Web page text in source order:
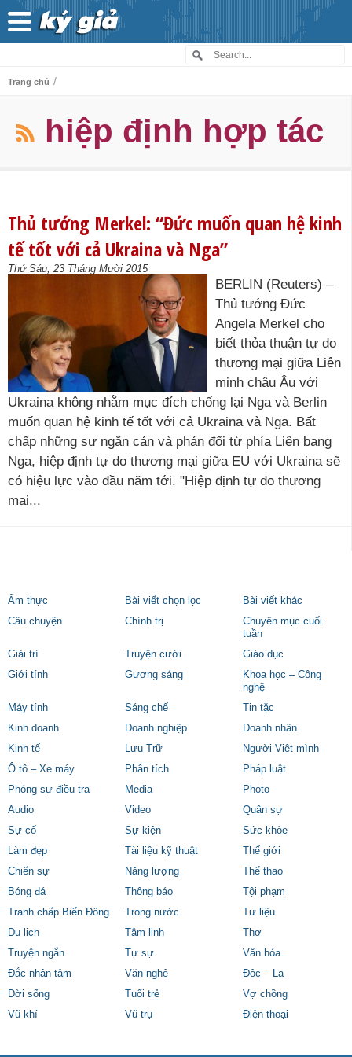
Trang chủ /
hiệp định hợp tác
Thủ tướng Merkel: “Đức muốn quan hệ kinh
tế tốt với cả Ukraina và Nga”
Thứ Sáu, 23 Tháng Mười 2015
BERLIN (Reuters) –
Thủ tướng Đức
Angela Merkel cho
biết thỏa thuận tự do
thương mại giữa Liên
minh châu Âu với
Ukraina không nhằm mục đích chống lại Nga và Berlin
muốn quan hệ kinh tế tốt với cả Ukraina và Nga. Bất
chấp những sự ngăn cản và phản đối từ phía Liên bang
Nga, hiệp định tự do thương mại giữa EU với Ukraina sẽ
có hiệu lực vào đầu năm tới. "Hiệp định tự do thương
mại...
Ẩm thực Bài viết chọn lọc
Bài viết khác
Câu chuyện
Chính trị
Chuyên mục cuối
tuần
Giải trí
Truyện cười
Giáo dục
Giới tính
Gương sáng
Khoa học – Công
nghệ
Máy tính
Sáng chế
Tin tặc
Kinh doanh
Doanh nghiệp
Doanh nhân
Kinh tế
Lưu Trữ
Người Việt mình
Ô tô – Xe máy
Phân tích
Pháp luật
Phóng sự điều tra
Media
Photo
Audio
Video
Quân sự
Sự cố
Sự kiện
Sức khỏe
Làm đẹp
Tài liệu kỹ thuật
Thế giới
Chiến sự
Năng lượng
Thể thao
Bóng đá
Thông báo
Tội phạm
Tranh chấp Biển Đông
Trong nước
Tư liệu
Du lịch
Tâm linh
Thơ
Truyện ngắn
Tự sự
Văn hóa
Đắc nhân tâm
Văn nghệ
Độc – Lạ
Đời sống
Tuổi trẻ
Vợ chồng
Vũ khí
Vũ trụ Điện thoại